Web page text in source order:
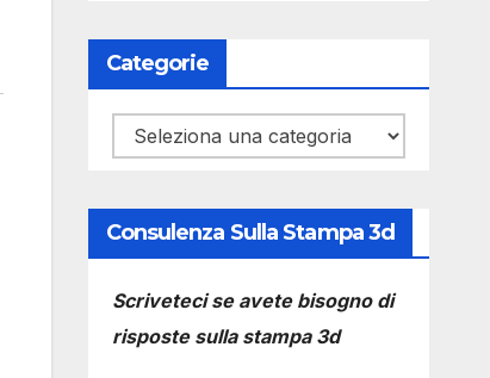
Categorie
Categorie
Consulenza Sulla Stampa 3d
Scriveteci se avete bisogno di
risposte sulla stampa 3d